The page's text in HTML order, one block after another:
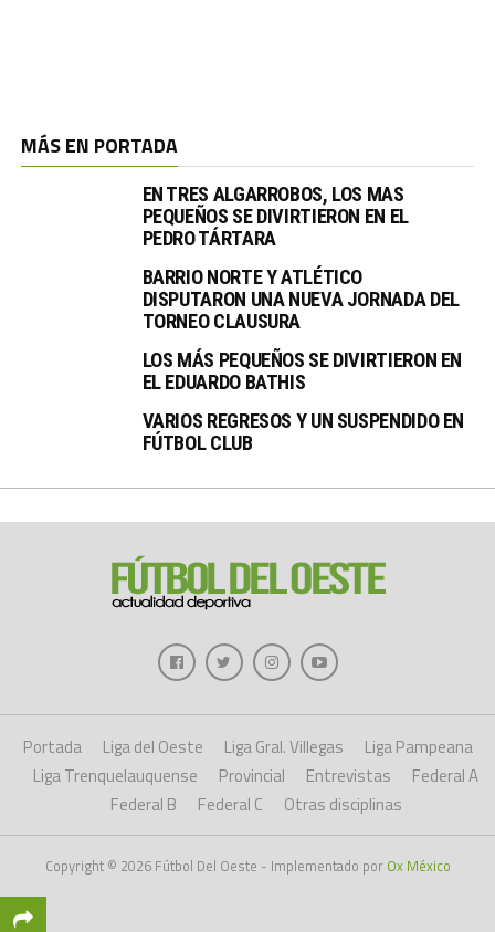
MÁS EN PORTADA
EN TRES ALGARROBOS, LOS MAS
PEQUEÑOS SE DIVIRTIERON EN EL
PEDRO TÁRTARA
BARRIO NORTE Y ATLÉTICO
DISPUTARON UNA NUEVA JORNADA DEL
TORNEO CLAUSURA
LOS MÁS PEQUEÑOS SE DIVIRTIERON EN
EL EDUARDO BATHIS
VARIOS REGRESOS Y UN SUSPENDIDO EN
FÚTBOL CLUB
Portada Liga del Oeste Liga Gral. Villegas
Liga Pampeana
Liga Trenquelauquense
Provincial Entrevistas
Federal A
Federal B
Federal C Otras disciplinas
Copyright © 2026 Fútbol Del Oeste - Implementado por Ox México